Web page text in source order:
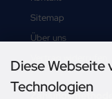
Sitemap
Über uns
Vertrag widerrufen
Diese Webseite
Technologien